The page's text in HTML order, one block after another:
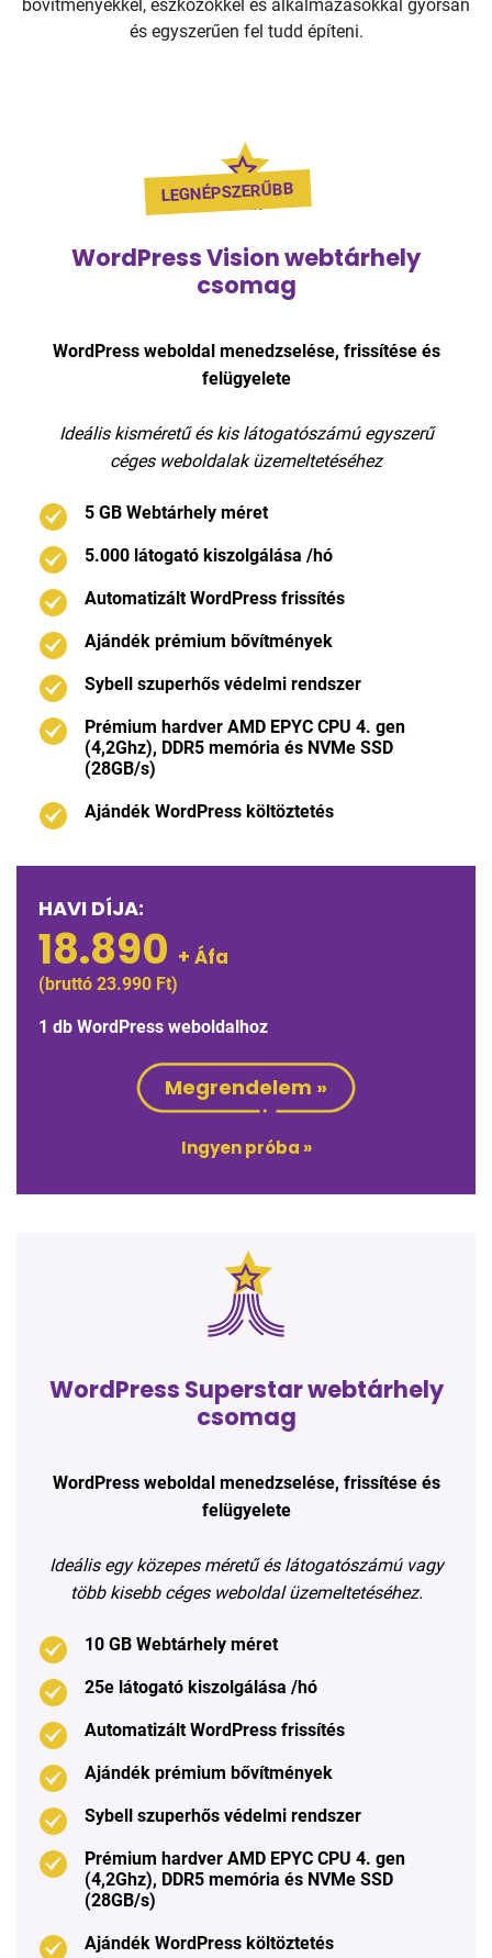
bővítményekkel, eszközökkel és alkalmazásokkal gyorsan
és egyszerűen fel tudd építeni.
LEGNÉPSZERŰBB
WordPress Vision webtárhely
csomag
WordPress weboldal menedzselése, frissítése és
felügyelete
Ideális kisméretű és kis látogatószámú egyszerű
céges weboldalak üzemeltetéséhez
5 GB Webtárhely méret
5.000 látogató kiszolgálása /hó
Automatizált WordPress frissítés
Ajándék prémium bővítmények
Sybell szuperhős védelmi rendszer
Prémium hardver AMD EPYC CPU 4. gen
(4,2Ghz), DDR5 memória és NVMe SSD
(28GB/s)
Ajándék WordPress költöztetés
HAVI DÍJA:
18.890 + Áfa
(bruttó 23.990 Ft)
1 db WordPress weboldalhoz
Megrendelem »
Ingyen próba »
WordPress Superstar webtárhely
csomag
WordPress weboldal menedzselése, frissítése és
felügyelete
Ideális egy közepes méretű és látogatószámú vagy
több kisebb céges weboldal üzemeltetéséhez.
10 GB Webtárhely méret
25e látogató kiszolgálása /hó
Automatizált WordPress frissítés
Ajándék prémium bővítmények
Sybell szuperhős védelmi rendszer
Prémium hardver AMD EPYC CPU 4. gen
(4,2Ghz), DDR5 memória és NVMe SSD
(28GB/s)
Ajándék WordPress költöztetés